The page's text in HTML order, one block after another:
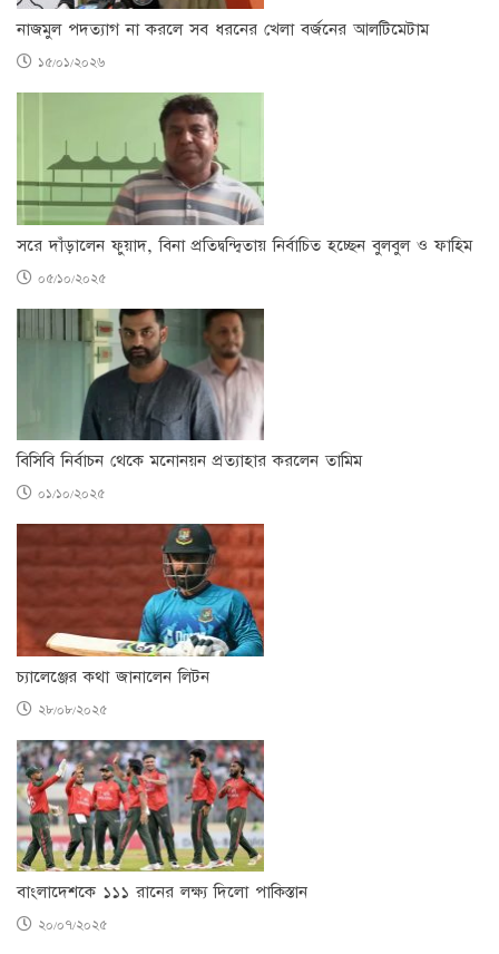
নাজমুল পদত্যাগ না করলে সব ধরনের খেলা বর্জনের আলটিমেটাম
১৫/০১/২০২৬
সরে দাঁড়ালেন ফুয়াদ, বিনা প্রতিদ্বন্দ্বিতায় নির্বাচিত হচ্ছেন বুলবুল ও ফাহিম
০৫/১০/২০২৫
বিসিবি নির্বাচন থেকে মনোনয়ন প্রত্যাহার করলেন তামিম
০১/১০/২০২৫
চ্যালেঞ্জের কথা জানালেন লিটন
২৮/০৮/২০২৫
বাংলাদেশকে ১১১ রানের লক্ষ্য দিলো পাকিস্তান
২০/০৭/২০২৫